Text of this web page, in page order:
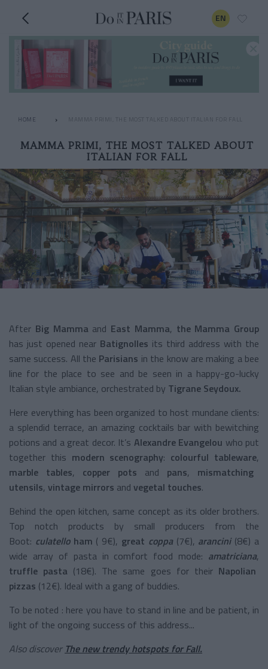
EN
HOME MAMMA PRIMI, THE MOST TALKED ABOUT ITALIAN FOR FALL
MAMMA PRIMI, THE MOST TALKED ABOUT
ITALIAN FOR FALL
After Big Mamma and East Mamma, the Mamma Group
has just opened near Batignolles its third address with the
same success. All the Parisians in the know are making a bee
line for the place to see and be seen in a happy-go-lucky
Italian style ambiance, orchestrated by Tigrane Seydoux.
Here everything has been organized to host mundane clients:
a splendid terrace, an amazing cocktails bar with bewitching
potions and a great decor. It’s Alexandre Evangelou who put
together this modern scenography: colourful tableware,
marble tables, copper pots and pans, mismatching
utensils, vintage mirrors and vegetal touches.
Behind the open kitchen, same concept as its older brothers.
Top notch products by small producers from the
Boot: culatelloham ( 9€), great coppa(7€), arancini (8€) a
wide array of pasta in comfort food mode: amatriciana,
truffle pasta (18€). The same goes for theirNapolian
pizzas (12€). Ideal with a gang of buddies.
To be noted : here you have to stand in line and be patient, in
light of the ongoing success of this address...
Also discover The new trendy hotspots for Fall.